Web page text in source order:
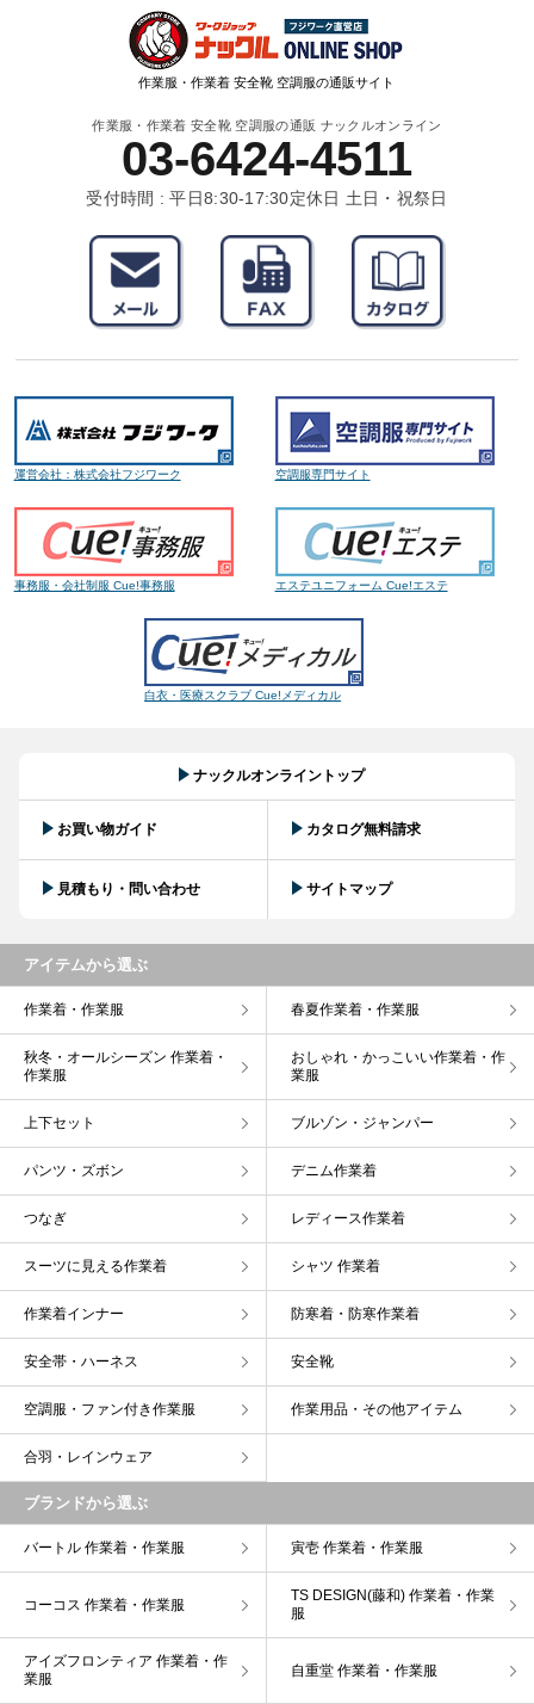
作業服・作業着 安全靴 空調服の通販サイト
作業服・作業着 安全靴 空調服の通販 ナックルオンライン
03-6424-4511
受付時間 : 平日8:30-17:30定休日 土日・祝祭日
運営会社：株式会社フジワーク 空調服専門サイト
事務服・会社制服 Cue!事務服 エステユニフォーム Cue!エステ
白衣・医療スクラブ Cue!メディカル
ナックルオンライントップ
お買い物ガイド カタログ無料請求
見積もり・問い合わせ サイトマップ
アイテムから選ぶ
作業着・作業服 春夏作業着・作業服
秋冬・オールシーズン 作業着・
作業服
おしゃれ・かっこいい作業着・作
業服
上下セット ブルゾン・ジャンパー
パンツ・ズボン デニム作業着
つなぎ レディース作業着
スーツに見える作業着 シャツ 作業着
作業着インナー 防寒着・防寒作業着
安全帯・ハーネス 安全靴
空調服・ファン付き作業服 作業用品・その他アイテム
合羽・レインウェア
ブランドから選ぶ
バートル 作業着・作業服 寅壱 作業着・作業服
コーコス 作業着・作業服
TS DESIGN(藤和) 作業着・作業
服
アイズフロンティア 作業着・作
業服
自重堂 作業着・作業服